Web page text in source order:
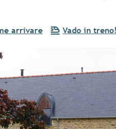
arrivare Vado in treno!